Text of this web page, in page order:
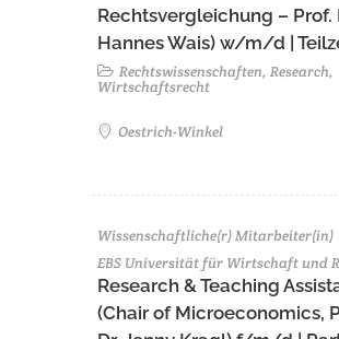
Rechtsvergleichung – Prof.
Hannes Wais) w/m/d |
Rechtswissenschaften, Research,
Wirtschaftsrecht
Oestrich-Winkel
Wissenschaftliche(r) Mitarbeiter(in)
EBS Universität für Wirtschaft und
Research & Teaching
(Chair of Microeconomics,